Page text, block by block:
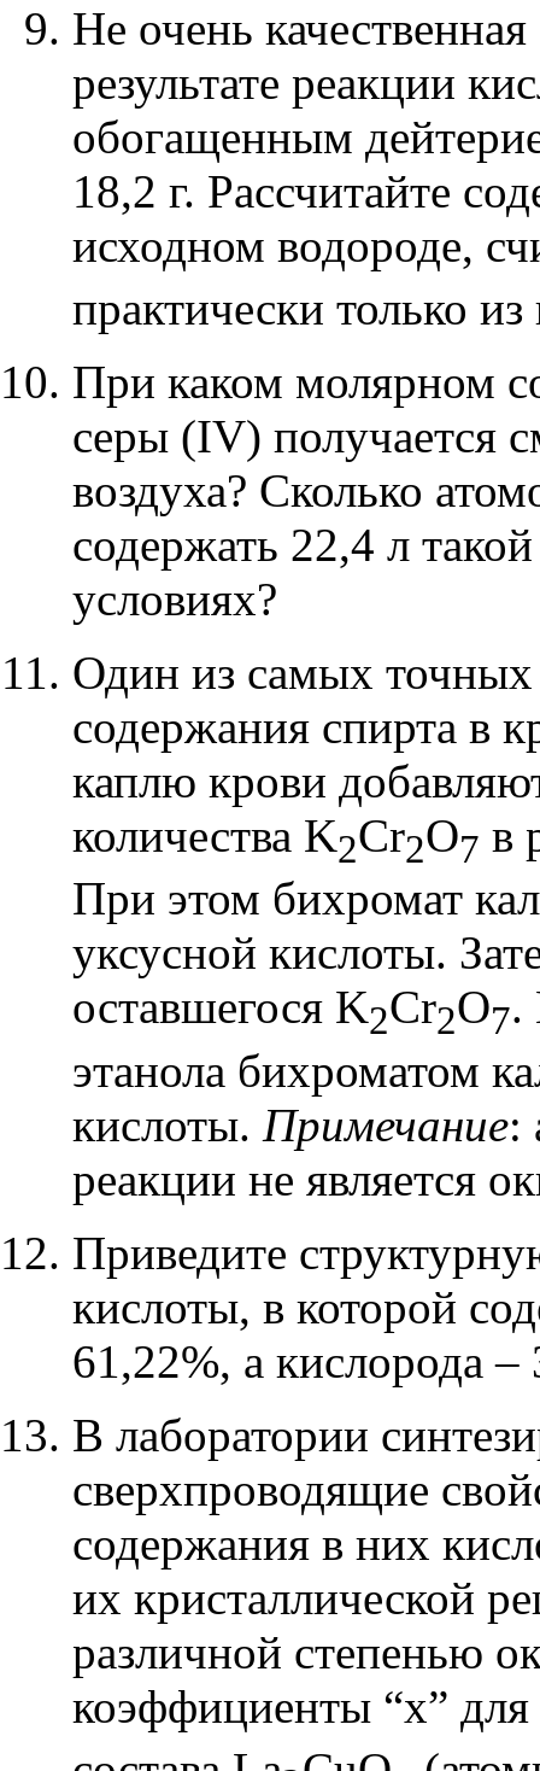
Не очень
результате реакции
обогащенным
18,2 г. Рассчитайте
исходном водороде,
практически только
При каком молярном
серы (IV) получается
воздуха? Сколько
содержать 22,4 л
условиях?
Один из самых точных
содержания спирта в
каплю крови
количества K2Cr2O7 в
При этом бихромат
уксусной кислоты.
оставшегося K2Cr2O7.
этанола бихроматом
кислоты. Примечание:
реакции не является
Приведите
кислоты, в которой
61,22%, а кислорода –
В лаборатории
сверхпроводящие
содержания в них
их кристаллической
различной степенью
коэффициенты “x”